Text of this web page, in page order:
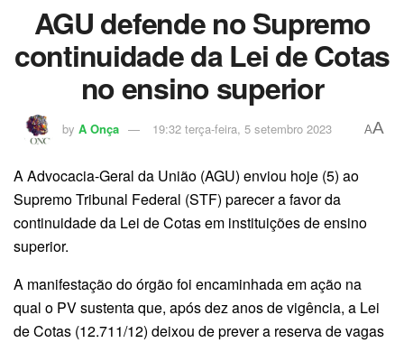
AGU defende no Supremo
continuidade da Lei de Cotas
no ensino superior
by A Onça 19:32 terça-feira, 5 setembro 2023 AA
A Advocacia-Geral da União (AGU) enviou hoje (5) ao
Supremo Tribunal Federal (STF) parecer a favor da
continuidade da Lei de Cotas em instituições de ensino
superior.
A manifestação do órgão foi encaminhada em ação na
qual o PV sustenta que, após dez anos de vigência, a Lei
de Cotas (12.711/12) deixou de prever a reserva de vagas